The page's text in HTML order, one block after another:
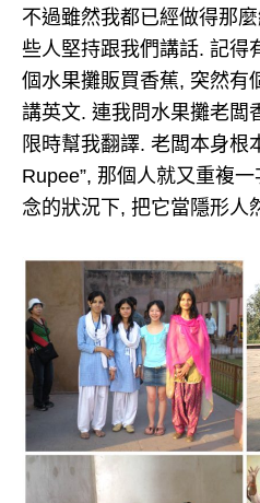
不過雖然我都已經做得那
些人堅持跟我們講話. 記得
個水果攤販買香蕉, 突然有
講英文. 連我問水果攤老闆
限時幫我翻譯. 老闆本身根
Rupee”, 那個人就又重複
念的狀況下, 把它當隱形人